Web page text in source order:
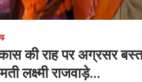
की राह पर अग्रसर
लक्ष्मी राजवाड़े…